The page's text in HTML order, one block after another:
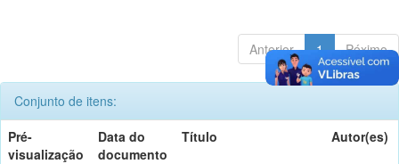
Anterior 1 Póximo
Conjunto de itens:
Pré-
visualização
Data do
documento
Título Autor(es)